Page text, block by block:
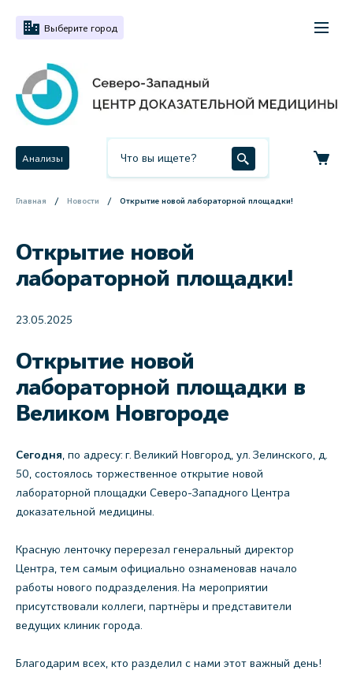
Выберите город
Анализы
Главная Новости Открытие новой лабораторной площадки!
Открытие новой
лабораторной площадки!
23.05.2025
Открытие новой
лабораторной площадки в
Великом Новгороде
Сегодня, по адресу: г. Великий Новгород, ул. Зелинского, д.
50, состоялось торжественное открытие новой
лабораторной площадки Северо-Западного Центра
доказательной медицины.
Красную ленточку перерезал генеральный директор
Центра, тем самым официально ознаменовав начало
работы нового подразделения. На мероприятии
присутствовали коллеги, партнёры и представители
ведущих клиник города.
Благодарим всех, кто разделил с нами этот важный день!